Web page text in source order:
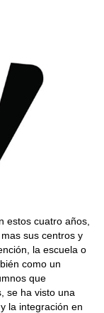
estos cuatro años,
sus centros y
la escuela o
como un
que
se ha visto una
la integración en